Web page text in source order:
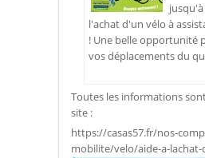
l'achat d'un vélo à
! Une belle opportunité
vos déplacements du
Toutes les informations
site :
https://casas57.fr/nos-
mobilite/velo/aide-a-